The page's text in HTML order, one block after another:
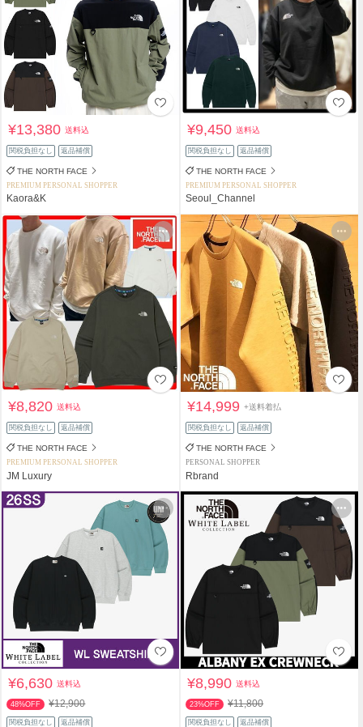
¥13,380送料込
関税負担なし 返品補償
THE NORTH FACE
PREMIUM PERSONAL SHOPPER
Kaora&K
¥9,450送料込
関税負担なし 返品補償
THE NORTH FACE
PREMIUM PERSONAL SHOPPER
Seoul_Channel
¥8,820送料込
関税負担なし 返品補償
THE NORTH FACE
PREMIUM PERSONAL SHOPPER
JM Luxury
¥14,999+送料着払
関税負担なし 返品補償
THE NORTH FACE
PERSONAL SHOPPER
Rbrand
¥6,630送料込
48%OFF ¥12,900
関税負担なし 返品補償
¥8,990送料込
23%OFF ¥11,800
関税負担なし 返品補償